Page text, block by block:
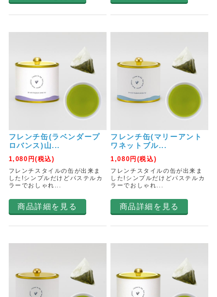
フレンチ缶(ラベンダープ
ロバンス)山...
1,080 円(税込)
フレンチスタイルの缶が出来ま
した!シンプルだけどパステルカ
ラーでおしゃれ...
商品詳細を見る
フレンチ缶(マリーアント
ワネットブル...
1,080円(税込)
フレンチスタイルの缶が出来ま
した!シンプルだけどパステルカ
ラーでおしゃれ...
商品詳細を見る